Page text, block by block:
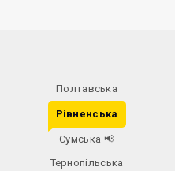
Полтавська
Рівненська
Сумська 📢
Тернопільська